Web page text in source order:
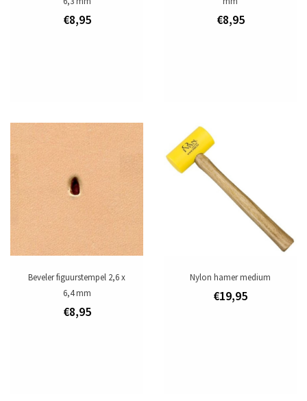
€8,95 €8,95
Beveler figuurstempel 2,6 x
6,4 mm
€8,95
Nylon hamer medium
€19,95